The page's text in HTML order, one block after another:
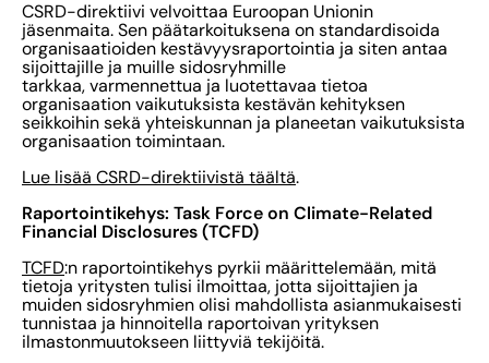
CSRD-direktiivi velvoittaa Euroopan Unionin
jäsenmaita. Sen päätarkoituksena on standardisoida
organisaatioiden kestävyysraportointia ja siten antaa
sijoittajille ja muille sidosryhmille
tarkkaa, varmennettua ja luotettavaa tietoa
organisaation vaikutuksista kestävän kehityksen
seikkoihin sekä yhteiskunnan ja planeetan vaikutuksista
organisaation toimintaan.
Lue lisää CSRD-direktiivistä täältä.
Raportointikehys: Task Force on Climate-Related
Financial Disclosures (TCFD)
TCFD:n raportointikehys pyrkii määrittelemään, mitä
tietoja yritysten tulisi ilmoittaa, jotta sijoittajien ja
muiden sidosryhmien olisi mahdollista asianmukaisesti
tunnistaa ja hinnoitella raportoivan yrityksen
ilmastonmuutokseen liittyviä tekijöitä.